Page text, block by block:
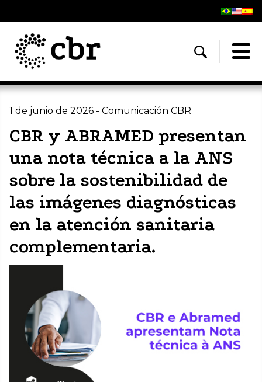
1 de junio de 2026 - Comunicación CBR
CBR y ABRAMED presentan
una nota técnica a la ANS
sobre la sostenibilidad de
las imágenes diagnósticas
en la atención sanitaria
complementaria.